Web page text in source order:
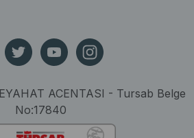
ACENTASI - Tursab Belge
No:17840